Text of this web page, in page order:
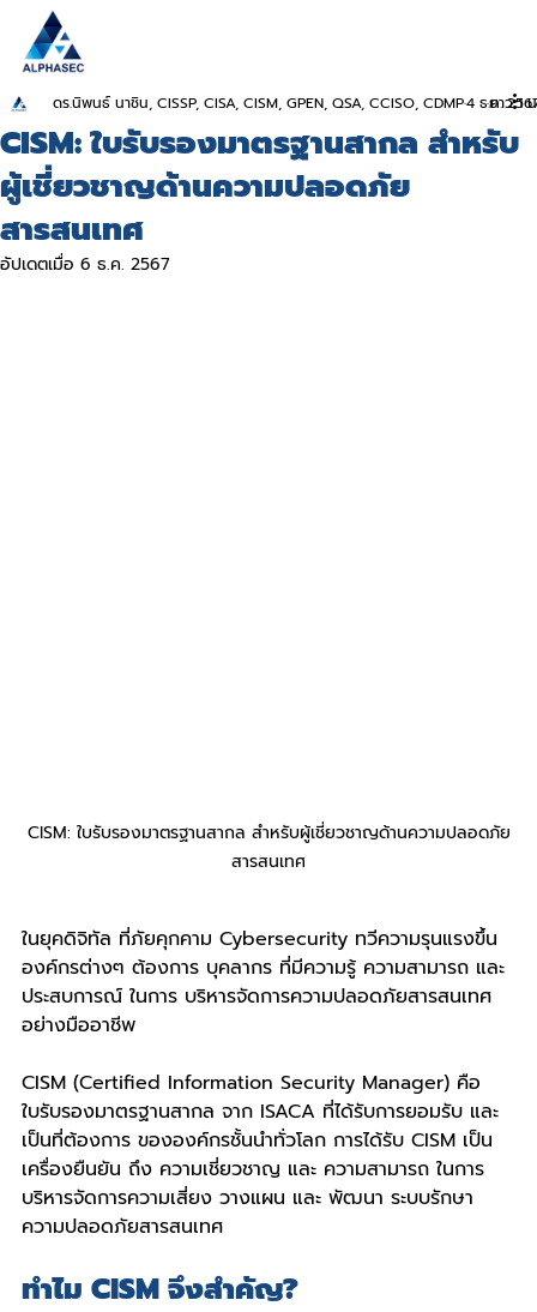
CISM: ใบรับรองมาตรฐานสากล สำหรับ
ผู้เชี่ยวชาญด้านความปลอดภัย
สารสนเทศ
ดร.นิพนธ์ นาชิน, CISSP, CISA, CISM, GPEN, QSA, CCISO, CDMP4 ธ.ค.ยาว 1
อัปเดตเมื่อ 6 ธ.ค. 2567
CISM: ใบรับรองมาตรฐานสากล สำหรับผู้เชี่ยวชาญด้านความปลอดภัย
สารสนเทศ
ในยุคดิจิทัล ที่ภัยคุกคาม Cybersecurity ทวีความรุนแรงขึ้น
องค์กรต่างๆ ต้องการ บุคลากร ที่มีความรู้ ความสามารถ และ
ประสบการณ์ ในการ บริหารจัดการความปลอดภัยสารสนเทศ
อย่างมืออาชีพ
CISM (Certified Information Security Manager) คือ
ใบรับรองมาตรฐานสากล จาก ISACA ที่ได้รับการยอมรับ และ
เป็นที่ต้องการ ขององค์กรชั้นนำทั่วโลก การได้รับ CISM เป็น
เครื่องยืนยัน ถึง ความเชี่ยวชาญ และ ความสามารถ ในการ
บริหารจัดการความเสี่ยง วางแผน และ พัฒนา ระบบรักษา
ความปลอดภัยสารสนเทศ
ทำไม CISM จึงสำคัญ?